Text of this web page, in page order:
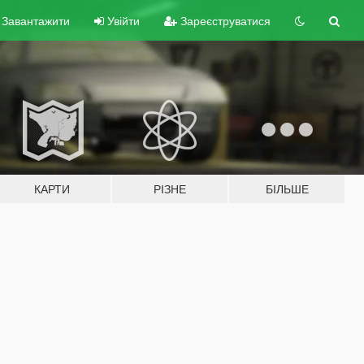
Увійти Зареєструватися
КАРТИ РІЗНЕ БІЛЬШЕ